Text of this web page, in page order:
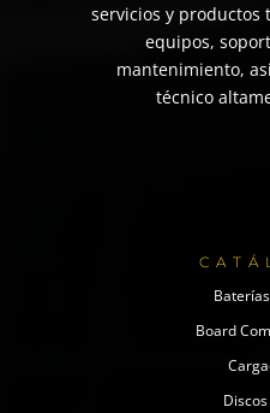
servicios y productos
equipos,
mantenimiento,
técnico
Board